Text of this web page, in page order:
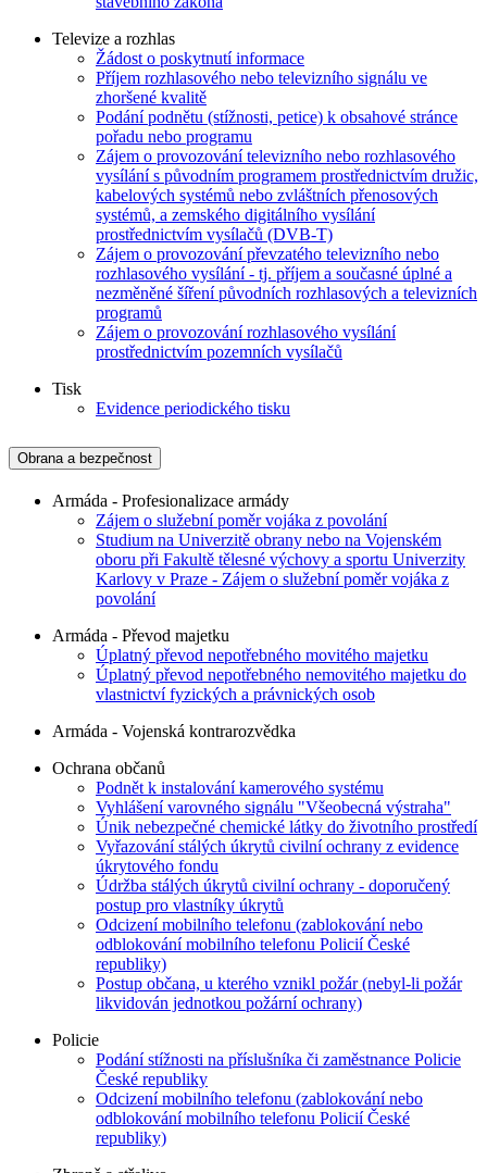
Televize a rozhlas
Žádost o poskytnutí informace
Příjem rozhlasového nebo televizního signálu ve
zhoršené kvalitě
Podání podnětu (stížnosti, petice) k obsahové stránce
pořadu nebo programu
Zájem o provozování televizního nebo rozhlasového
vysílání s původním programem prostřednictvím družic,
kabelových systémů nebo zvláštních přenosových
systémů, a zemského digitálního vysílání
prostřednictvím vysílačů (DVB-T)
Zájem o provozování převzatého televizního nebo
rozhlasového vysílání - tj. příjem a současné úplné a
nezměněné šíření původních rozhlasových a televizních
programů
Zájem o provozování rozhlasového vysílání
prostřednictvím pozemních vysílačů
Tisk
Evidence periodického tisku
Obrana a bezpečnost
Armáda - Profesionalizace armády
Zájem o služební poměr vojáka z povolání
Studium na Univerzitě obrany nebo na Vojenském
oboru při Fakultě tělesné výchovy a sportu Univerzity
Karlovy v Praze - Zájem o služební poměr vojáka z
povolání
Armáda - Převod majetku
Úplatný převod nepotřebného movitého majetku
Úplatný převod nepotřebného nemovitého majetku do
vlastnictví fyzických a právnických osob
Armáda - Vojenská kontrarozvědka
Ochrana občanů
Podnět k instalování kamerového systému
Vyhlášení varovného signálu "Všeobecná výstraha"
Únik nebezpečné chemické látky do životního prostředí
Vyřazování stálých úkrytů civilní ochrany z evidence
úkrytového fondu
Údržba stálých úkrytů civilní ochrany - doporučený
postup pro vlastníky úkrytů
Odcizení mobilního telefonu (zablokování nebo
odblokování mobilního telefonu Policií České
republiky)
Postup občana, u kterého vznikl požár (nebyl-li požár
likvidován jednotkou požární ochrany)
Policie
Podání stížnosti na příslušníka či zaměstnance Policie
České republiky
Odcizení mobilního telefonu (zablokování nebo
odblokování mobilního telefonu Policií České
republiky)